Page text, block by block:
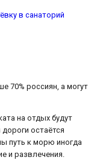
в санаторий
70% россиян, а могут
на отдых будут
остаётся
путь к морю иногда
и развлечения.